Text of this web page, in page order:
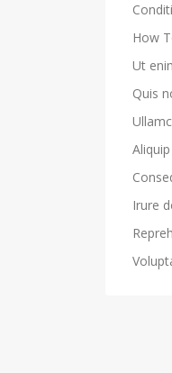
How
Ut
Quis
Irure